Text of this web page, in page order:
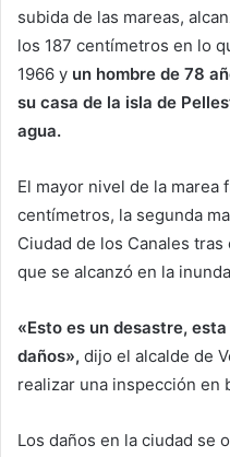
subida de las mareas,
los 187 centímetros en lo
1966 y un hombre de 78
su casa de la isla de
agua.
El mayor nivel de la marea
centímetros, la segunda
Ciudad de los Canales
que se alcanzó en la
«Esto es un desastre,
daños», dijo el alcalde de
realizar una inspección en
Los daños en la ciudad se